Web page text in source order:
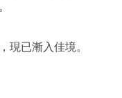
現已漸入佳境。